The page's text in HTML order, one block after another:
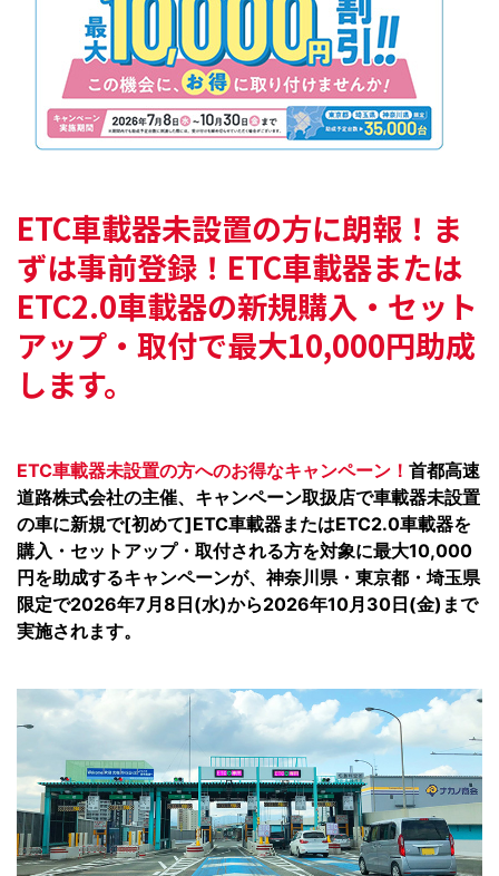
ETC車載器未設置の方に朗報！ ま
ずは事前登録！ETC車載器または
ETC2.0車載器の新規購入・セット
アップ・取付で最大10,000円助成
します。
ETC車載器未設置の方へのお得なキャンペーン！ 首都高速
道路株式会社の主催、キャンペーン取扱店で車載器未設置
の車に新規で[初めて]ETC車載器またはETC2.0車載器を
購入・セットアップ・取付される方を対象に最大10,000
円を助成するキャンペーンが、神奈川県・東京都・埼玉県
限定で2026年7月8日(水)から2026年10月30日(金)まで
実施されます。